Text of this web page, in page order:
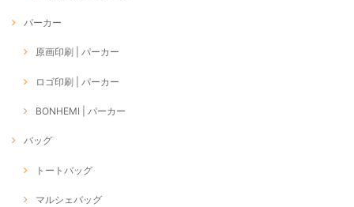
パーカー
原画印刷 | パーカー
ロゴ印刷 | パーカー
BONHEMI | パーカー
バッグ
トートバッグ
マルシェバッグ